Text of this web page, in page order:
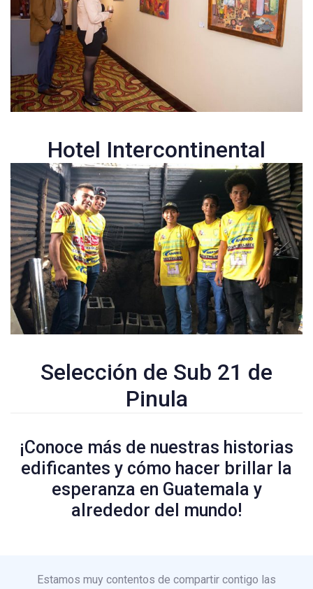
Hotel Intercontinental
Selección de Sub 21 de
Pinula
¡Conoce más de nuestras historias
edificantes y cómo hacer brillar la
esperanza en Guatemala y
alrededor del mundo!
Estamos muy contentos de compartir contigo las